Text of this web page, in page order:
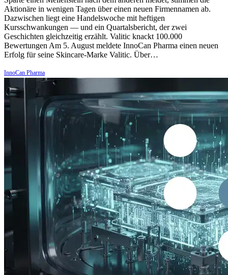
Aktionäre in wenigen Tagen über einen neuen Firmennamen ab.
Dazwischen liegt eine Handelswoche mit heftigen
Kursschwankungen — und ein Quartalsbericht, der zwei
Geschichten gleichzeitig erzählt. Valitic knackt 100.000
Bewertungen Am 5. August meldete InnoCan Pharma einen neuen
Erfolg für seine Skincare-Marke Valitic. Über…
InnoCan Pharma